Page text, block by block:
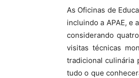
As Oficinas de
incluindo a APAE, e
considerando
visitas técnicas
tradicional culinária
tudo o que